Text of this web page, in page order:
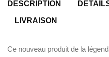
DESCRIPTION
LIVRAISON
Ce nouveau produit de la